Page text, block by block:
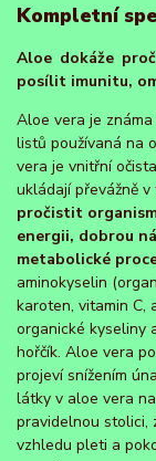
Kompletní
Aloe dokáže
posílit imunitu,
Aloe vera je
listů používaná na
vera je vnitřní
ukládají převážně
pročistit
energii, dobrou
metabolické
aminokyselin
karoten, vitamin C,
organické kyseliny
hořčík. Aloe vera
projeví snížením
látky v aloe vera
pravidelnou stolici,
vzhledu pleti a